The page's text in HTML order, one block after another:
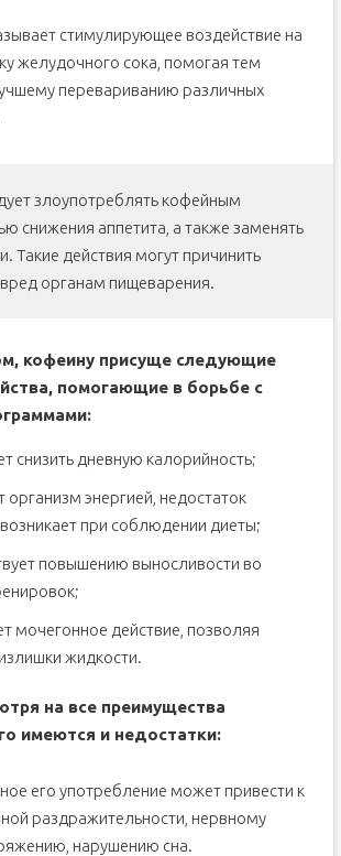
стимулирующее воздействие на
желудочного сока, помогая тем
перевариванию различных
злоупотреблять кофейным
снижения аппетита, а также заменять
Такие действия могут причинить
органам пищеварения.
кофеину присуще следующие
помогающие в борьбе с
снизить дневную калорийность;
организм энергией, недостаток
при соблюдении диеты;
повышению выносливости во
мочегонное действие, позволяя
жидкости.
на все преимущества
имеются и недостатки:
его употребление может привести к
раздражительности, нервному
нарушению сна.